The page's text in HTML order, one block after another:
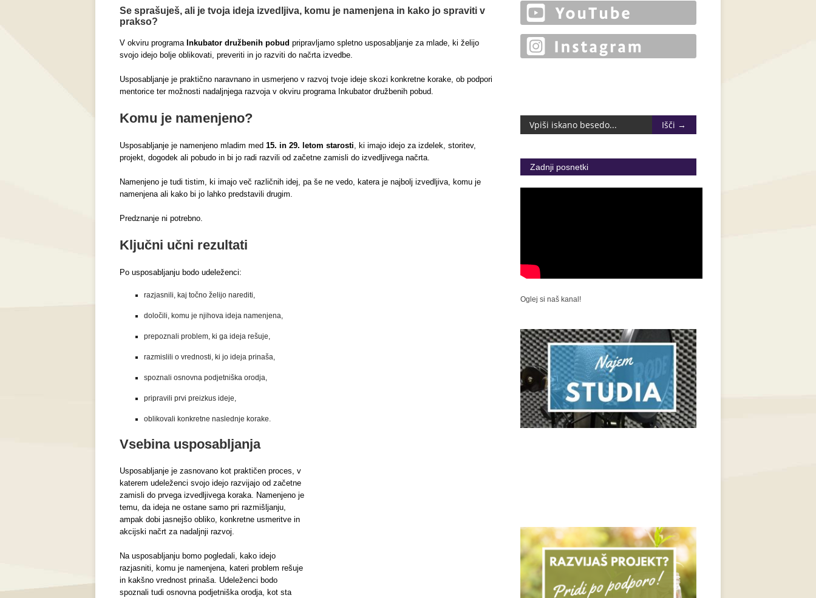
Se sprašuješ, ali je tvoja ideja izvedljiva, komu je namenjena in kako jo spraviti v
prakso?
V okviru programa Inkubator družbenih pobud pripravljamo spletno usposabljanje za mlade, ki želijo
svojo idejo bolje oblikovati, preveriti in jo razviti do načrta izvedbe.
Usposabljanje je praktično naravnano in usmerjeno v razvoj tvoje ideje skozi konkretne korake, ob podpori
mentorice ter možnosti nadaljnjega razvoja v okviru programa Inkubator družbenih pobud.
Komu je namenjeno?
Usposabljanje je namenjeno mladim med 15. in 29. letom starosti , ki imajo idejo za izdelek, storitev,
projekt, dogodek ali pobudo in bi jo radi razvili od začetne zamisli do izvedljivega načrta.
Namenjeno je tudi tistim, ki imajo več različnih idej, pa še ne vedo, katera je najbolj izvedljiva, komu je
namenjena ali kako bi jo lahko predstavili drugim.
Predznanje ni potrebno.
Ključni učni rezultati
Po usposabljanju bodo udeleženci:
razjasnili, kaj točno želijo narediti,
določili, komu je njihova ideja namenjena,
prepoznali problem, ki ga ideja rešuje,
razmislili o vrednosti, ki jo ideja prinaša,
spoznali osnovna podjetniška orodja,
pripravili prvi preizkus ideje,
oblikovali konkretne naslednje korake.
Vsebina usposabljanja
Usposabljanje je zasnovano kot praktičen proces, v
katerem udeleženci svojo idejo razvijajo od začetne
zamisli do prvega izvedljivega koraka. Namenjeno je
temu, da ideja ne ostane samo pri razmišljanju,
ampak dobi jasnejšo obliko, konkretne usmeritve in
akcijski načrt za nadaljnji razvoj.
Na usposabljanju bomo pogledali, kako idejo
razjasniti, komu je namenjena, kateri problem rešuje
in kakšno vrednost prinaša. Udeleženci bodo
spoznali tudi osnovna podjetniška orodja, kot sta
Zadnji posnetki
Oglej si naš kanal!